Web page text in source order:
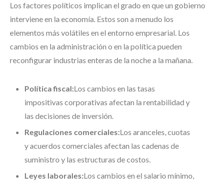
Los factores políticos implican el grado en que un gobierno
interviene en la economía. Estos son a menudo los
elementos más volátiles en el entorno empresarial. Los
cambios en la administración o en la política pueden
reconfigurar industrias enteras de la noche a la mañana.
Política fiscal:Los cambios en las tasas
impositivas corporativas afectan la rentabilidad y
las decisiones de inversión.
Regulaciones comerciales:Los aranceles, cuotas
y acuerdos comerciales afectan las cadenas de
suministro y las estructuras de costos.
Leyes laborales:Los cambios en el salario mínimo,